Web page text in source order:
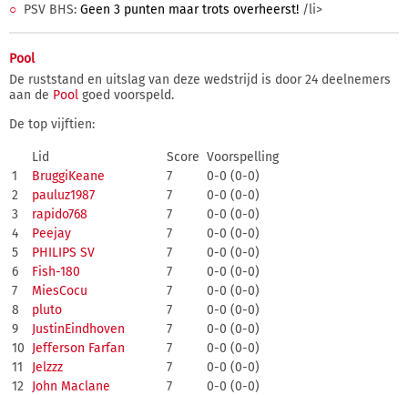
PSV BHS: Geen 3 punten maar trots overheerst! /li>
Pool
De ruststand en uitslag van deze wedstrijd is door 24 deelnemers
aan de Pool goed voorspeld.
De top vijftien:
Lid Score Voorspelling
1
BruggiKeane 7
0-0 (0-0)
2
pauluz1987 7
0-0 (0-0)
3
rapido768 7
0-0 (0-0)
4
Peejay 7
0-0 (0-0)
5
PHILIPS SV 7
0-0 (0-0)
6
Fish-180 7
0-0 (0-0)
7
MiesCocu 7
0-0 (0-0)
8
pluto 7
0-0 (0-0)
9
JustinEindhoven 7
0-0 (0-0)
10 Jefferson Farfan 7
0-0 (0-0)
11
Jelzzz 7
0-0 (0-0)
12 John Maclane 7
0-0 (0-0)